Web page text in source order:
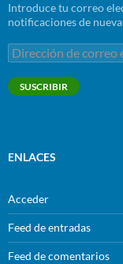
Introduce tu correo
notificaciones de
Dirección
de
correo
electrónico
SUSCRIBIR
ENLACES
Acceder
Feed de entradas
Feed de comentarios